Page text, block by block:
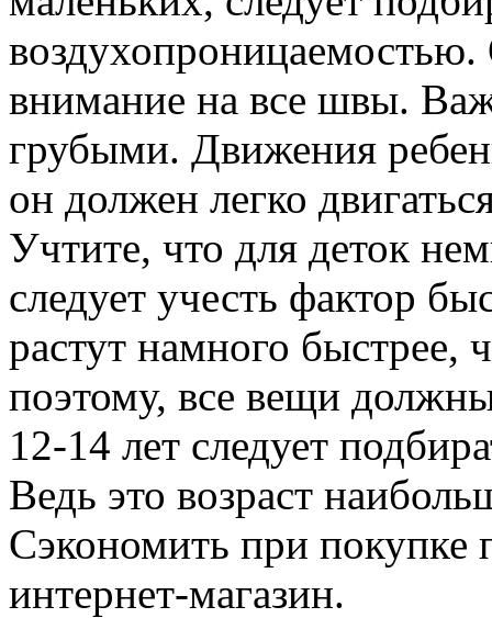
воздухопроницаемостью.
внимание на все швы.
грубыми. Движения
он должен легко
Учтите, что для деток
следует учесть фактор
растут намного быстрее,
поэтому, все вещи
12-14 лет следует
Ведь это возраст
Сэкономить при покупке
интернет-магазин.